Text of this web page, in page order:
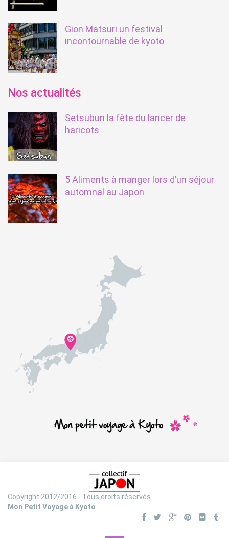
Gion Matsuri un festival
incontournable de kyoto
Nos actualités
Setsubun la fête du lancer de
haricots
5 Aliments à manger lors d’un séjour
automnal au Japon
Copyright 2012/2016 - Tous droits réservés
Mon Petit Voyage à Kyoto